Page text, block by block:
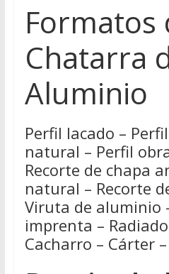
Formatos
Chatarra
Aluminio
Perfil lacado –
natural – Perfil
Recorte de chapa
natural – Recorte
Viruta de aluminio
imprenta –
Cacharro – Cárter